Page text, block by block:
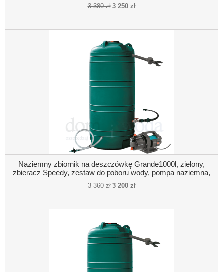
3 380 zł 3 250 zł
Naziemny zbiornik na deszczówkę Grande1000l, zielony,
zbieracz Speedy, zestaw do poboru wody, pompa naziemna,
połączenie pompa- zbiornik
3 360 zł 3 200 zł